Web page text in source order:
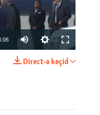
Direct-ə keçid